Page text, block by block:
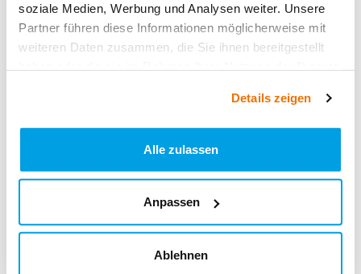
soziale Medien, Werbung und Analysen weiter. Unsere
Partner führen diese Informationen möglicherweise mit
weiteren Daten zusammen, die Sie ihnen bereitgestellt
Details zeigen
Alle zulassen
Anpassen
Ablehnen